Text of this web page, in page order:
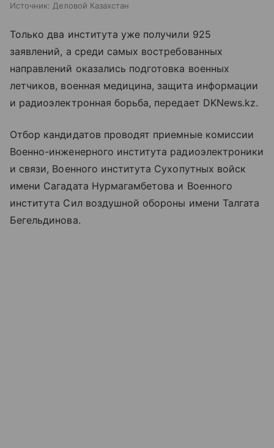
Источник: Деловой Казахстан
Только два института уже получили 925
заявлений, а среди самых востребованных
направлений оказались подготовка военных
летчиков, военная медицина, защита информации
и радиоэлектронная борьба, передает DKNews.kz.
Отбор кандидатов проводят приемные комиссии
Военно-инженерного института радиоэлектроники
и связи, Военного института Сухопутных войск
имени Сагадата Нурмагамбетова и Военного
института Сил воздушной обороны имени Талгата
Бегельдинова.